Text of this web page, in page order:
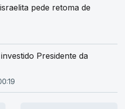
pede retoma de
Presidente da